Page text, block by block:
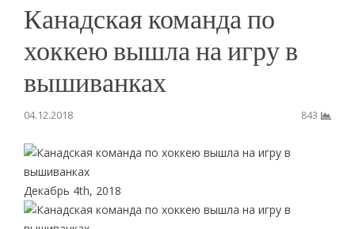
Канадская команда по
хоккею вышла на игру в
вышиванках
04.12.2018 843
Декабрь 4th, 2018